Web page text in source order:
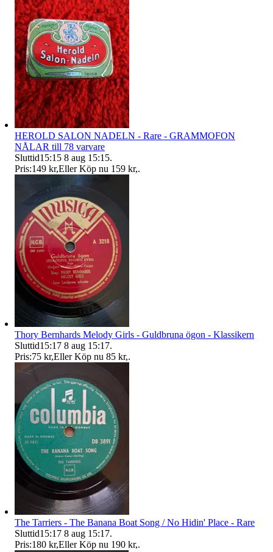
HEROLD SALON NADELN - Rare - GRAMMOFON
NÅLAR till 78 varvare
Sluttid15:15 8 aug 15:15.
Pris:149 kr,Eller Köp nu 159 kr,.
Thory Bernhards Melody Girls - Guldbruna ögon - Klassikern
Sluttid15:17 8 aug 15:17.
Pris:75 kr,Eller Köp nu 85 kr,.
The Tarriers - The Banana Boat Song / No Hidin' Place - Rare
Sluttid15:17 8 aug 15:17.
Pris:180 kr,Eller Köp nu 190 kr,.